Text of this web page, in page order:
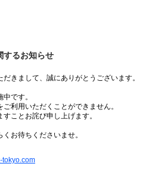
するお知らせ
きまして、誠にありがとうございます。
です。
利用いただくことができません。
ことお詫び申し上げます。
お待ちくださいませ。
tokyo.com